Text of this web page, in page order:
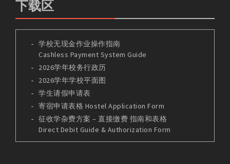
下载区
学校无现金作业操作指南
Cashless Payment System Guide
2026学年校务行政历
2026学年学校平面图
学生请假申请表
寄宿申请表格 Hostel Application Form
征收学杂费方案 – 直接缴费 指南和表格
Direct Debit Guide & Authorization Form